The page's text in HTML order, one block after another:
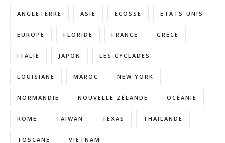
ANGLETERRE ASIE ECOSSE ETATS-UNIS
EUROPE FLORIDE FRANCE GRÈCE
ITALIE JAPON LES CYCLADES
LOUISIANE MAROC NEW YORK
NORMANDIE NOUVELLE ZÉLANDE OCÉANIE
ROME TAIWAN TEXAS THAÏLANDE
TOSCANE VIETNAM